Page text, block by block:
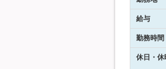
給与
勤務時間
休日・休